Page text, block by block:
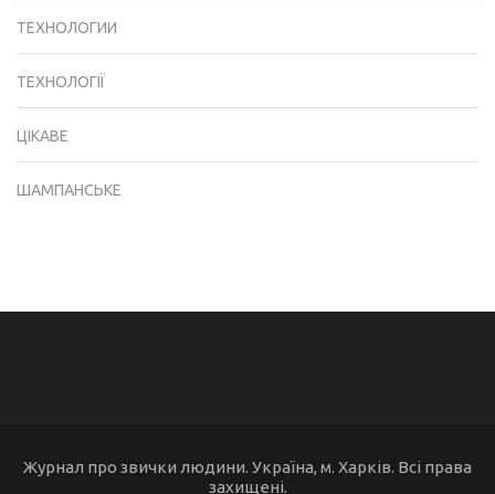
ТЕХНОЛОГИИ
ТЕХНОЛОГІЇ
ЦІКАВЕ
ШАМПАНСЬКЕ
Журнал про звички людини. Україна, м. Харків. Всі права
захищені.